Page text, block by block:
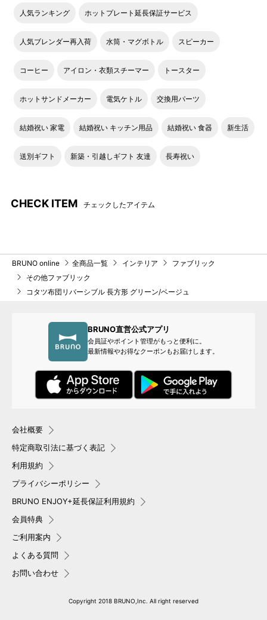
人気ランキング ホットプレート延長保証サービス
人気ブレンダー再入荷 水筒・マグボトル スピーカー
コーヒー アイロン・衣類スチーマー トースター
ホットサンドメーカー 電気ケトル 交換用パーツ
結婚祝い 家電 結婚祝い キッチン用品 結婚祝い 食器 新生活
送別ギフト 新築・引越しギフト 友達 長寿祝い
CHECK ITEM チェックしたアイテム
BRUNO online 全商品一覧 インテリア
ファブリック
その他ファブリック
コタツ布団リバーシブル 長方形 グリーン/ベージュ
BRUNO直営公式アプリ
会員証やポイント管理がもっと便利に。
最新情報やお得なクーポンもお届けします。
会社概要
特定商取引法に基づく表記
利用規約
プライバシーポリシー
BRUNO ENJOY+延長保証利用規約
会員特典
ご利用案内
よくある質問
お問い合わせ
Copyright 2018 BRUNO,Inc. All right reserved